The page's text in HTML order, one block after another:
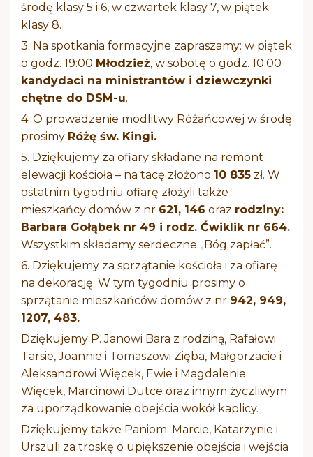
środę klasy 5 i 6, w czwartek klasy 7, w piątek
klasy 8.
3. Na spotkania formacyjne zapraszamy: w piątek
o godz. 19:00 Młodzież, w sobotę o godz. 10:00
kandydaci na ministrantów i dziewczynki
chętne do DSM-u.
4. O prowadzenie modlitwy Różańcowej w środę
prosimy Różę św. Kingi.
5. Dziękujemy za ofiary składane na remont
elewacji kościoła – na tacę złożono 10 835 zł. W
ostatnim tygodniu ofiarę złożyli także
mieszkańcy domów z nr 621, 146 oraz rodziny:
Barbara Gołąbek nr 49 i rodz. Ćwiklik nr 664.
Wszystkim składamy serdeczne „Bóg zapłać”.
6. Dziękujemy za sprzątanie kościoła i za ofiarę
na dekorację. W tym tygodniu prosimy o
sprzątanie mieszkańców domów z nr 942, 949,
1207, 483.
Dziękujemy P. Janowi Bara z rodziną, Rafałowi
Tarsie, Joannie i Tomaszowi Zięba, Małgorzacie i
Aleksandrowi Więcek, Ewie i Magdalenie
Więcek, Marcinowi Dutce oraz innym życzliwym
za uporządkowanie obejścia wokół kaplicy.
Dziękujemy także Paniom: Marcie, Katarzynie i
Urszuli za troskę o upiększenie obejścia i wejścia